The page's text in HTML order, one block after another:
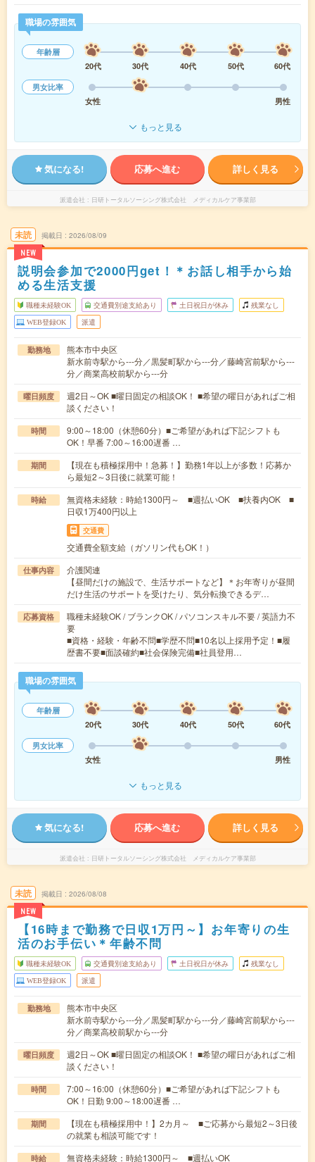
職場の雰囲気
年齢層
20代
30代 40代 50代
60代
男女比率
女性
男性
もっと見る
気になる! 応募へ進む 詳しく見る
派遣会社 日研トータルソーシング株式会社 メディカルケア事業部
未読
NEW
掲載日 2026/08/09
説明会参加で2000円get！＊お話し相手から始
める生活支援
職種未経験OK 交通費別途支給あり 土日祝日が休み 残業なし
WEB登録OK 派遣
勤務地
熊本市中央区
新水前寺駅から---分／黒髪町駅から---分／藤崎宮前駅から---
分／商業高校前駅から---分
曜日頻度
週2日～OK ■曜日固定の相談OK！ ■希望の曜日があればご相
談ください！
時間
9:00～18:00（休憩60分）■ご希望があれば下記シフトも
OK！早番 7:00～16:00遅番 …
期間
【現在も積極採用中！急募！】勤務1年以上が多数！応募か
ら最短2～3日後に就業可能！
時給
無資格未経験：時給1300円～ ■週払いOK ■扶養内OK ■
日収1万400円以上
交通費
交通費全額支給（ガソリン代もOK！）
仕事内容
介護関連
【昼間だけの施設で、生活サポートなど】＊お年寄りが昼間
だけ生活のサポートを受けたり、気分転換できるデ…
応募資格
職種未経験OK / ブランクOK / パソコンスキル不要 / 英語力不
要
■資格・経験・年齢不問■学歴不問■10名以上採用予定！■履
歴書不要■面談確約■社会保険完備■社員登用…
職場の雰囲気
年齢層
20代
30代 40代 50代
60代
男女比率
女性
男性
もっと見る
気になる! 応募へ進む 詳しく見る
派遣会社 日研トータルソーシング株式会社 メディカルケア事業部
未読
NEW
掲載日 2026/08/08
【16時まで勤務で日収1万円～】お年寄りの生
活のお手伝い＊年齢不問
職種未経験OK 交通費別途支給あり 土日祝日が休み 残業なし
WEB登録OK 派遣
勤務地
熊本市中央区
新水前寺駅から---分／黒髪町駅から---分／藤崎宮前駅から---
分／商業高校前駅から---分
曜日頻度
週2日～OK ■曜日固定の相談OK！ ■希望の曜日があればご相
談ください！
時間
7:00～16:00（休憩60分）■ご希望があれば下記シフトも
OK！日勤 9:00～18:00遅番 …
期間
【現在も積極採用中！】2カ月～ ■ご応募から最短2～3日後
の就業も相談可能です！
時給 無資格未経験：時給1300円～ ■週払いOK